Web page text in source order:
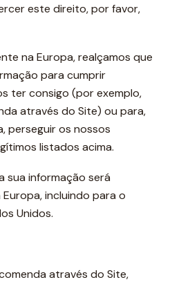
este direito, por favor,
na Europa, realçamos que
para cumprir
ter consigo (por exemplo,
através do Site) ou para,
perseguir os nossos
listados acima.
sua informação será
incluindo para o
Unidos.
através do Site,